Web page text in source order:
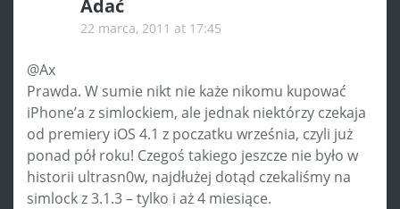
Adać
22 marca, 2011 at 17:45
@Ax
Prawda. W sumie nikt nie każe nikomu kupować
iPhone’a z simlockiem, ale jednak niektórzy czekaja
od premiery iOS 4.1 z poczatku września, czyli już
ponad pół roku! Czegoś takiego jeszcze nie było w
historii ultrasn0w, najdłużej dotąd czekaliśmy na
simlock z 3.1.3 – tylko i aż 4 miesiące.